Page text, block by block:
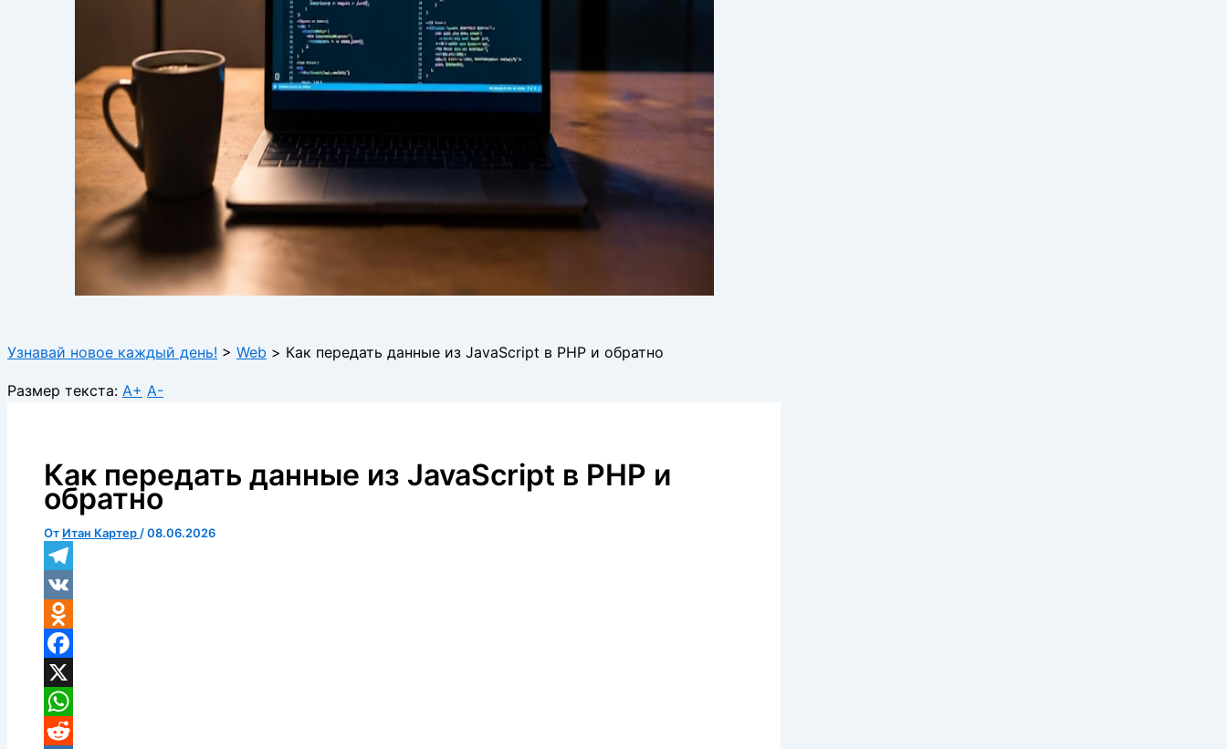
Узнавай новое каждый день! > Web > Как передать данные из JavaScript в PHP и обратно
Размер текста: A+ A-
Как передать данные из JavaScript в PHP и
обратно
От Итан Картер /08.06.2026
Telegram
VK
Odnoklassniki
Facebook
X
WhatsApp